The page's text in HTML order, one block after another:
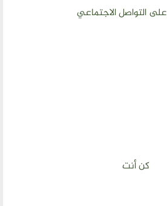
على التواصل الاجتماعي
كن أنت